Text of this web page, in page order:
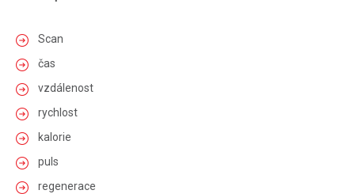
Scan
čas
vzdálenost
rychlost
kalorie
puls
regenerace